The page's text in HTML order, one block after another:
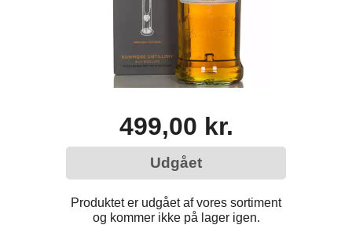
499,00 kr.
Udgået
Produktet er udgået af vores sortiment
og kommer ikke på lager igen.